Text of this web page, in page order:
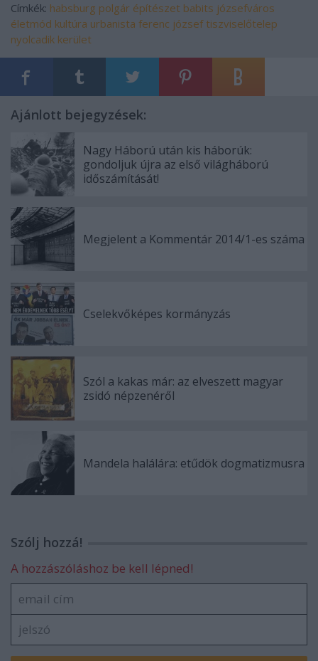
Címkék: habsburg polgár építészet babits józsefváros
életmód kultúra urbanista ferenc józsef tiszviselőtelep
nyolcadik kerület
Ajánlott bejegyzések:
Nagy Háború után kis háborúk:
gondoljuk újra az első világháború
időszámítását!
Megjelent a Kommentár 2014/1-es száma
Cselekvőképes kormányzás
Szól a kakas már: az elveszett magyar
zsidó népzenéről
Mandela halálára: etűdök dogmatizmusra
Szólj hozzá!
A hozzászóláshoz be kell lépned!